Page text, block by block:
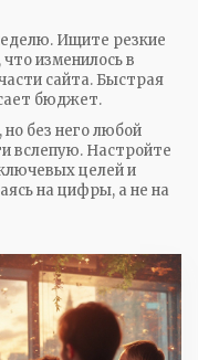
Ищите резкие
изменилось в
сайта. Быстрая
бюджет.
без него любой
вслепую. Настройте
целей и
на цифры, а не на